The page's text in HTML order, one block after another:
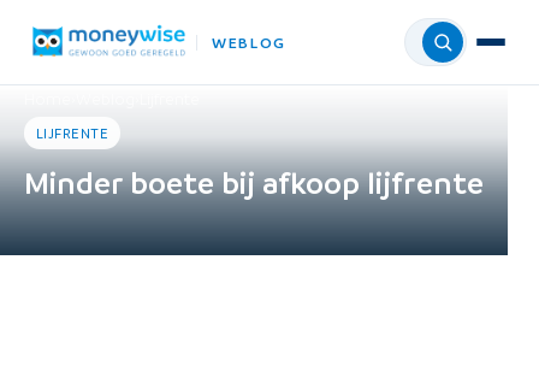
WEBLOG Menu
LIJFRENTE
Minder boete bij afkoop lijfrente